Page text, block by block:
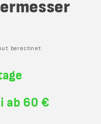
berechnet
ab 60 €